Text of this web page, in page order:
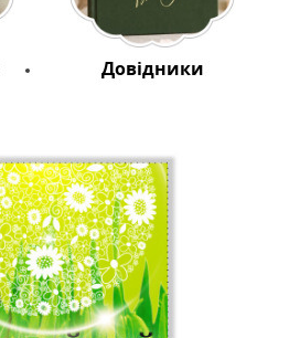
Довідники